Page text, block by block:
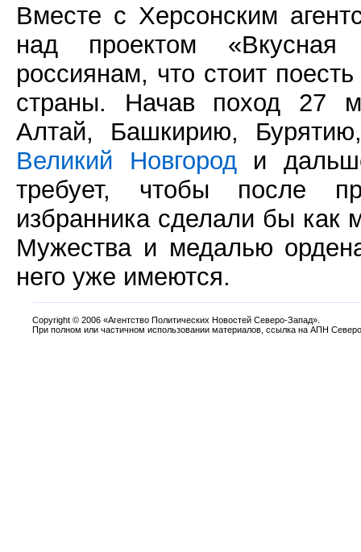
Вместе с Херсонским
над проектом «Вкусная
россиянам, что стоит
страны. Начав поход 27
Алтай, Башкирию,
Великий Новгороди
требует, чтобы после
избранника сделали бы
Мужества и медалью
него уже имеются.
Copyright © 2006 «Агентство Политических Новостей Северо-Запад».
При полном или частичном использовании материалов, ссылка на АПН